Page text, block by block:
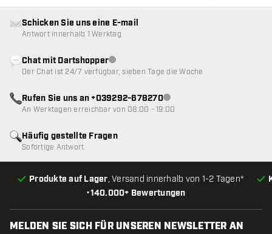
•140.000+ Bewertungen
Produkte auf Lager, Versand innerhalb von 1-2 Tagen*
Häufig gestellte Fragen
Sofortige Antwort
Schicken Sie uns eine E-mail
Antwort innerhalb 1 Werktag
Chat mit DartshopperKundenservice nicht verfügbar
Der Chat ist 24/7 verfügbar, sieben Tage die Woche
Rufen Sie uns an +039292-678270Kundenservice nicht
An Werktagen erreichbar von 08:00 - 19:00
MELDEN SIE SICH FÜR UNSEREN NEWSLETTER AN